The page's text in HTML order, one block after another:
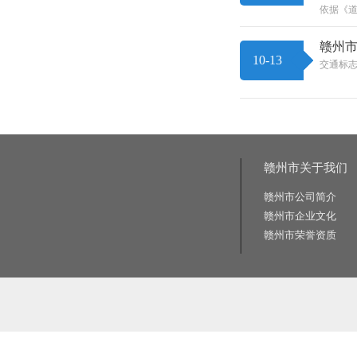
依据《
10-13
赣州
交通标
赣州市关于我们
赣州市公司简介
赣州市企业文化
赣州市荣誉资质